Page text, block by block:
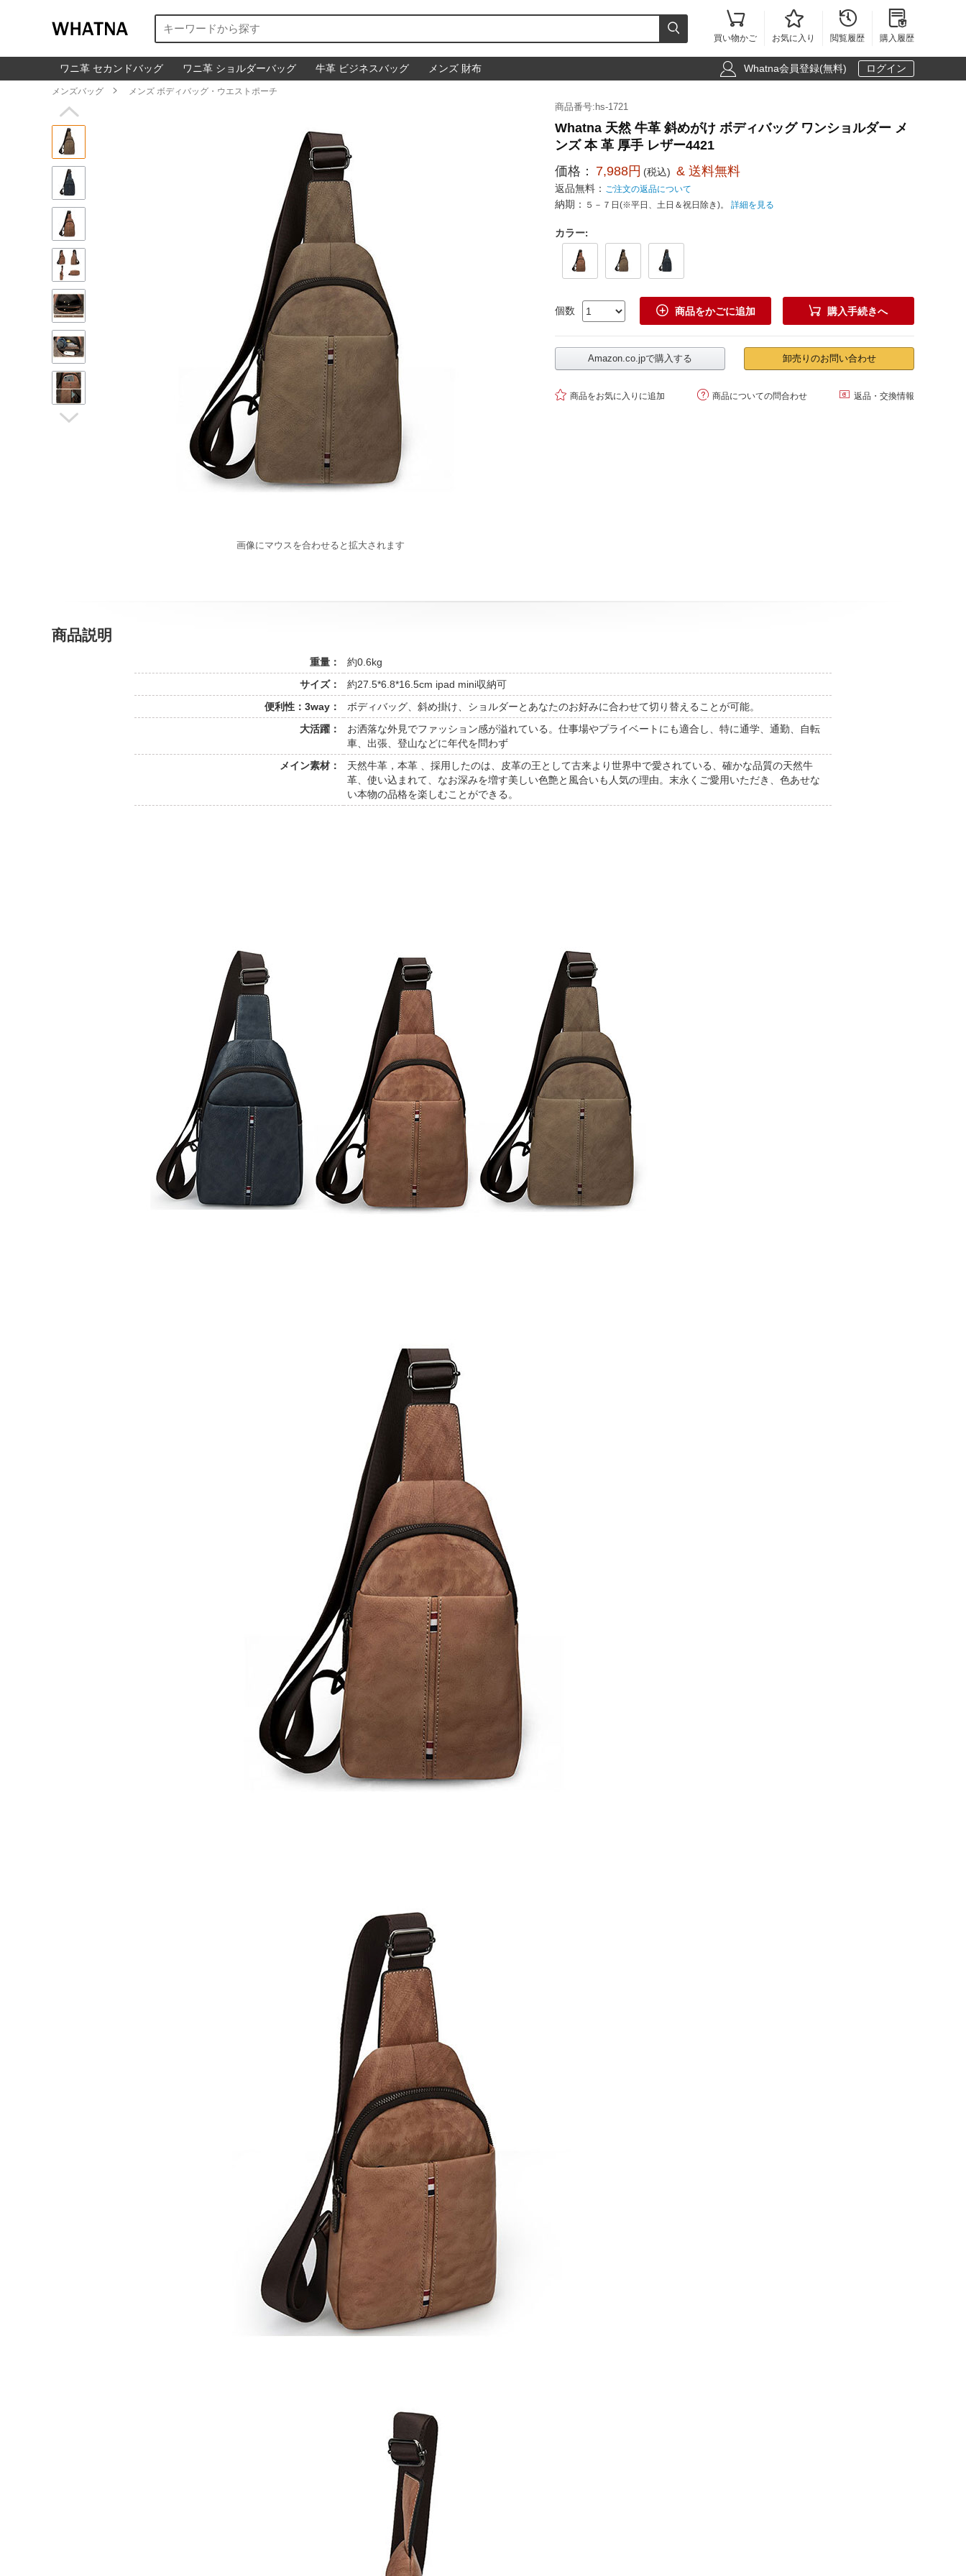


買い物かご

お気に入り

閲覧履歴

購入履歴
ワニ革 セカンドバッグ ワニ革 ショルダーバッグ 牛革 ビジネスバッグ メンズ 財布  Whatna会員登録(無料) ログイン
メンズバッグ  メンズ ボディバッグ・ウエストポーチ


画像にマウスを合わせると拡大されます
商品番号:hs-1721
Whatna 天然 牛革 斜めがけ ボディバッグ ワンショルダー メ
ンズ 本 革 厚手 レザー4421
価格： 7,988円 (税込) & 送料無料
返品無料： ご注文の返品について
納期： ５－７日(※平日、土日＆祝日除き)。 詳細を見る
カラー:
個数  商品をかごに追加  購入手続きへ
Amazon.co.jpで購入する 卸売りのお問い合わせ
 商品をお気に入りに追加  商品についての問合わせ  返品・交換情報
商品説明
重量：
約0.6kg
サイズ：
約27.5*6.8*16.5cm ipad mini収納可
便利性：3way：
ボディバッグ、斜め掛け、ショルダーとあなたのお好みに合わせて切り替えることが可能。
大活躍：
お洒落な外見でファッション感が溢れている。仕事場やプライベートにも適合し、特に通学、通勤、自転
車、出張、登山などに年代を問わず
メイン素材：
天然牛革，本革 、採用したのは、皮革の王として古来より世界中で愛されている、確かな品質の天然牛
革、使い込まれて、なお深みを増す美しい色艶と風合いも人気の理由。末永くご愛用いただき、色あせな
い本物の品格を楽しむことができる。